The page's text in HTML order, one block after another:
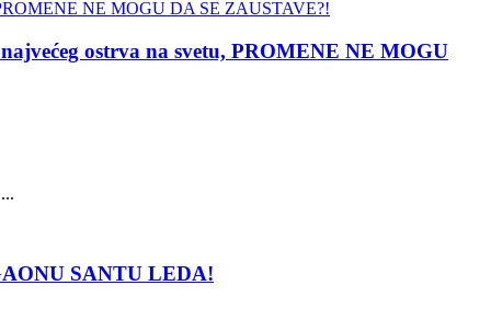
ostrva na svetu, PROMENE NE MOGU
SANTU LEDA!